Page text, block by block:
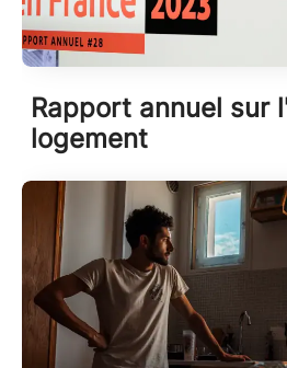
Rapport annuel sur
logement